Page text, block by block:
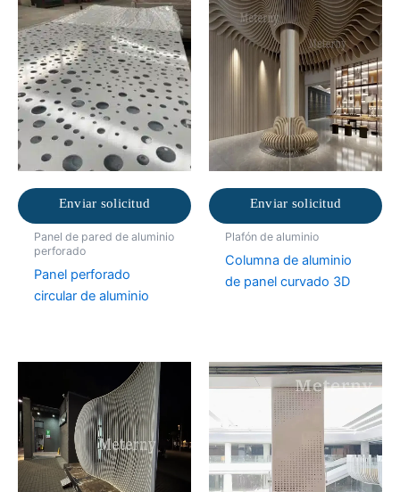
Enviar solicitud
Panel de pared de aluminio
perforado
Panel perforado
circular de aluminio
Enviar solicitud
Plafón de aluminio
Columna de aluminio
de panel curvado 3D